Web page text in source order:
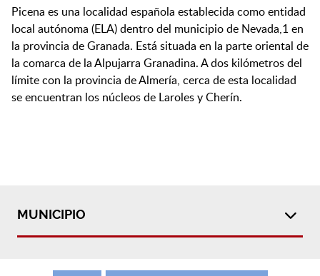
Picena es una localidad española establecida como entidad
local autónoma (ELA) dentro del municipio de Nevada,1​ en
la provincia de Granada. Está situada en la parte oriental de
la comarca de la Alpujarra Granadina. A dos kilómetros del
límite con la provincia de Almería, cerca de esta localidad
se encuentran los núcleos de Laroles y Cherín.
MUNICIPIO